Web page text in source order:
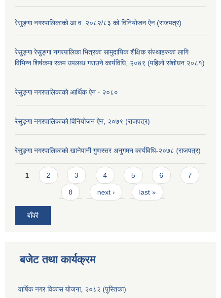
रेसु्ङ्गा नगरपालिकाको आ.व. २०८२/८३ को विनियोजन ऐन (राजपत्र)
रेसुङ्गा रेसुङ्गा नगरपालिका भित्रका सामुदायिक शैक्षिक संस्थाहरुका लागि
विभिन्न शिर्षकमा रकम उपलब्ध गराउने कार्यविधि, २०७९ (पहिलो संशोधन २०८१)
रेसुङ्गा नगरपालिकाको आर्थिक ऐन - २०८०
रेसुङ्गा नगरपालिकाको विनियोजन ऐन, २०७९ (राजपत्र)
रेसुङ्गा नगरपालिकाको खानेपानी गुणस्तर अनुगमन कार्यविधि-२०७८ (राजपत्र)
Pages
1 2 3 4 5 6 7
8 next › last »
बाँकी
बजेट तथा कार्यक्रम
वार्षिक नगर विकास योजना, २०८२ (पुस्तिका)